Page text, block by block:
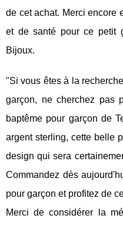
de cet achat. Merci encore
et de santé pour ce petit
Bijoux.
"Si vous êtes à la
garçon, ne cherchez pas
baptême pour garçon de
argent sterling, cette belle
design qui sera
Commandez dès
pour garçon et profitez de
Merci de considérer la